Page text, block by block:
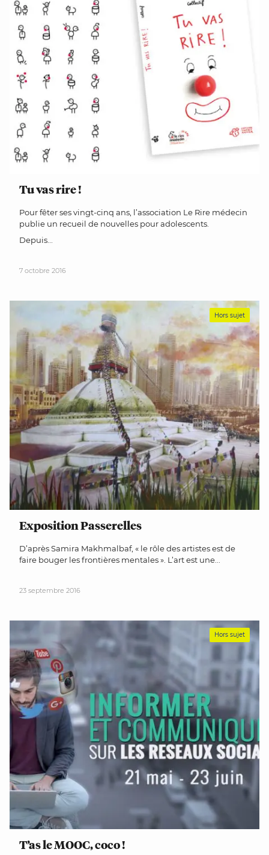
Tu vas rire !
Pour fêter ses vingt-cinq ans, l’association Le Rire médecin
publie un recueil de nouvelles pour adolescents.
Depuis...
7 octobre 2016
Exposition Passerelles
D’après Samira Makhmalbaf, « le rôle des artistes est de
faire bouger les frontières mentales ». L’art est une...
23 septembre 2016
Hors sujet
T’as le MOOC, coco !
Hors sujet